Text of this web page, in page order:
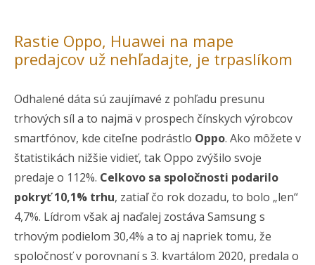
Rastie Oppo, Huawei na mape
predajcov už nehľadajte, je trpaslíkom
Odhalené dáta sú zaujímavé z pohľadu presunu
trhových síl a to najmä v prospech čínskych výrobcov
smartfónov, kde citeľne podrástlo Oppo. Ako môžete v
štatistikách nižšie vidieť, tak Oppo zvýšilo svoje
predaje o 112%. Celkovo sa spoločnosti podarilo
pokryť 10,1% trhu, zatiaľ čo rok dozadu, to bolo „len“
4,7%. Lídrom však aj naďalej zostáva Samsung s
trhovým podielom 30,4% a to aj napriek tomu, že
spoločnosť v porovnaní s 3. kvartálom 2020, predala o